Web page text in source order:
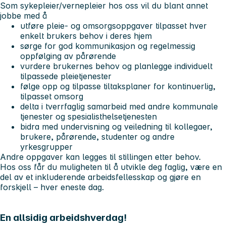
Som sykepleier/vernepleier hos oss vil du blant annet
jobbe med å
utføre pleie- og omsorgsoppgaver tilpasset hver
enkelt brukers behov i deres hjem
sørge for god kommunikasjon og regelmessig
oppfølging av pårørende
vurdere brukernes behov og planlegge individuelt
tilpassede pleietjenester
følge opp og tilpasse tiltaksplaner for kontinuerlig,
tilpasset omsorg
delta i tverrfaglig samarbeid med andre kommunale
tjenester og spesialisthelsetjenesten
bidra med undervisning og veiledning til kollegaer,
brukere, pårørende, studenter og andre
yrkesgrupper
Andre oppgaver kan legges til stillingen etter behov.
Hos oss får du muligheten til å utvikle deg faglig, være en
del av et inkluderende arbeidsfellesskap og gjøre en
forskjell – hver eneste dag.
En allsidig arbeidshverdag!